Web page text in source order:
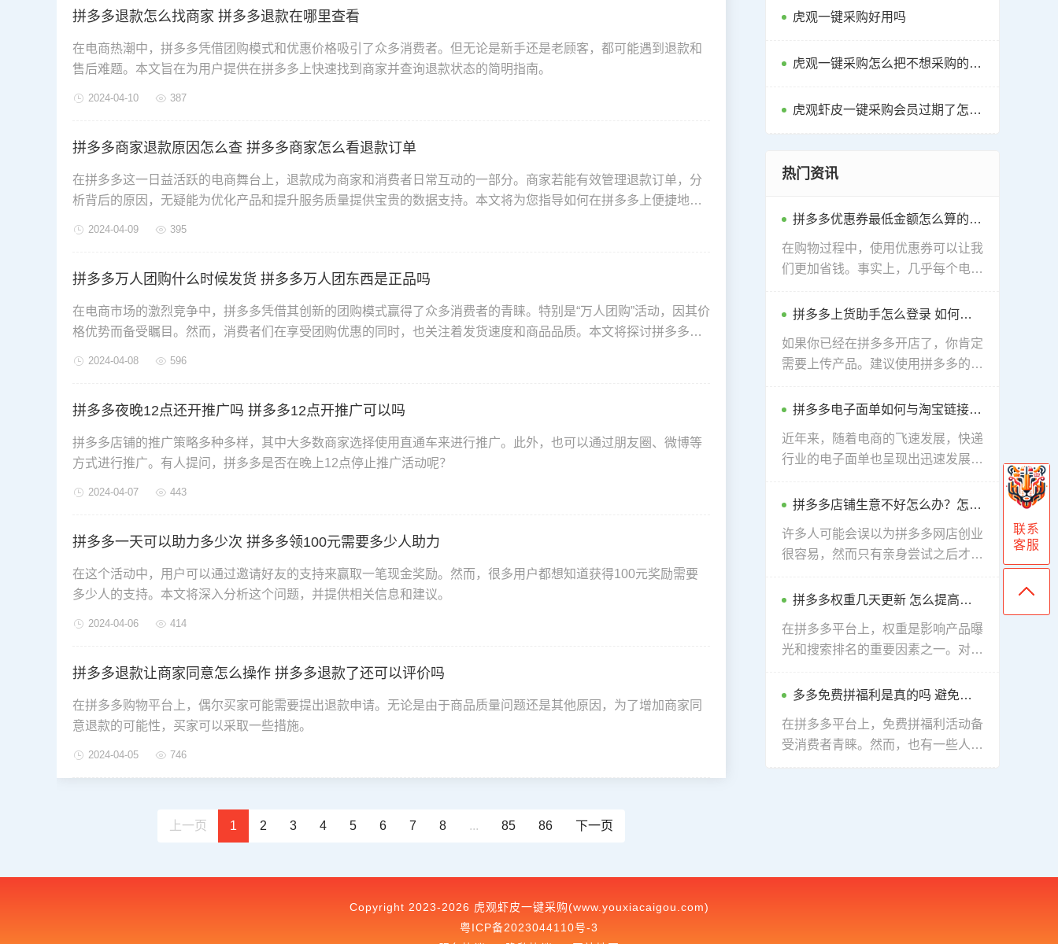
拼多多退款怎么找商家 拼多多退款在哪里查看
在电商热潮中，拼多多凭借团购模式和优惠价格吸引了众多消费者。但无论是新手还是老顾客，都可能遇到退款和
售后难题。本文旨在为用户提供在拼多多上快速找到商家并查询退款状态的简明指南。
2024-04-10 387
拼多多商家退款原因怎么查 拼多多商家怎么看退款订单
在拼多多这一日益活跃的电商舞台上，退款成为商家和消费者日常互动的一部分。商家若能有效管理退款订单，分
析背后的原因，无疑能为优化产品和提升服务质量提供宝贵的数据支持。本文将为您指导如何在拼多多上便捷地查
2024-04-09 395
拼多多万人团购什么时候发货 拼多多万人团东西是正品吗
在电商市场的激烈竞争中，拼多多凭借其创新的团购模式赢得了众多消费者的青睐。特别是“万人团购”活动，因其价
格优势而备受瞩目。然而，消费者们在享受团购优惠的同时，也关注着发货速度和商品品质。本文将探讨拼多多万
2024-04-08 596
拼多多夜晚12点还开推广吗 拼多多12点开推广可以吗
拼多多店铺的推广策略多种多样，其中大多数商家选择使用直通车来进行推广。此外，也可以通过朋友圈、微博等
方式进行推广。有人提问，拼多多是否在晚上12点停止推广活动呢？
2024-04-07 443
拼多多一天可以助力多少次 拼多多领100元需要多少人助力
在这个活动中，用户可以通过邀请好友的支持来赢取一笔现金奖励。然而，很多用户都想知道获得100元奖励需要
多少人的支持。本文将深入分析这个问题，并提供相关信息和建议。
2024-04-06 414
拼多多退款让商家同意怎么操作 拼多多退款了还可以评价吗
在拼多多购物平台上，偶尔买家可能需要提出退款申请。无论是由于商品质量问题还是其他原因，为了增加商家同
意退款的可能性，买家可以采取一些措施。
2024-04-05 746
上一页 1 2 3 4 5 6 7 8 ... 85 86 下一页
虎观一键采购好用吗
虎观一键采购怎么把不想采购的商品设置禁用
虎观虾皮一键采购会员过期了怎么续费
热门资讯
拼多多优惠券最低金额怎么算的？如何领优惠券
在购物过程中，使用优惠券可以让我
们更加省钱。事实上，几乎每个电商
么，你知道如何在拼多多领取优惠券
拼多多上货助手怎么登录 如何使用拼多多上货助手
如果你已经在拼多多开店了，你肯定
需要上传产品。建议使用拼多多的上
多商家都想知道如何登录拼多多的上
的方法。
拼多多电子面单如何与淘宝链接绑定？怎么弄
近年来，随着电商的飞速发展，快递
行业的电子面单也呈现出迅速发展的
面单具有更高的效率和便利性，成为
也纷纷注册使用电子面单。那么，拼
多多电子面单如何与淘宝链接绑定
拼多多店铺生意不好怎么办？怎么解决
许多人可能会误以为拼多多网店创业
很容易，然而只有亲身尝试之后才会
这种情况，许多商家开始积极寻找解
的方法。
拼多多权重几天更新 怎么提高拼多多权重
在拼多多平台上，权重是影响产品曝
光和搜索排名的重要因素之一。对于
避免权重超标是非常重要的。本文将
的建议，帮助卖家更好地理解和应对
权重相关的挑战。
多多免费拼福利是真的吗 避免拼写拼多多的方法
在拼多多平台上，免费拼福利活动备
受消费者青睐。然而，也有一些人怀
Copyright 2023-2026 虎观虾皮一键采购(www.youxiacaigou.com)
粤ICP备2023044110号-3
联系
客服